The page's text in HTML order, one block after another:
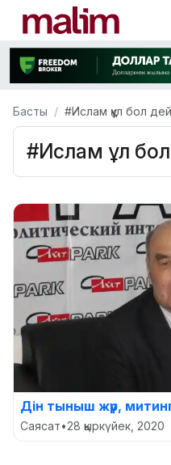
Басты #Ислам құл бол
#Ислам құл
Дін тыныш жүр,
Саясат•28 қыркүйек, 2020